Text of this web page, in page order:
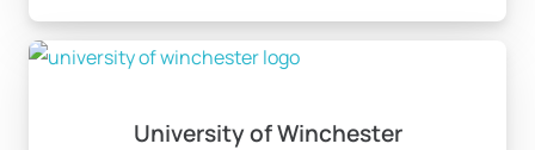
University of Winchester